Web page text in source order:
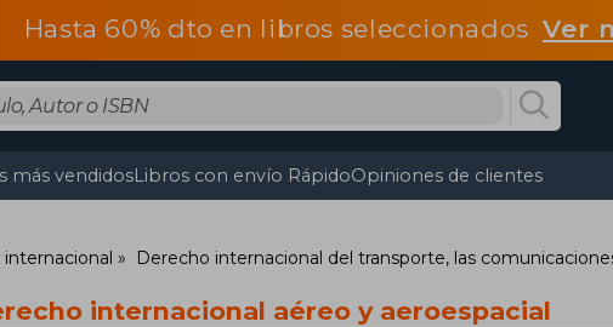
Hasta 60% dto en libros seleccionadosVer
más vendidosLibros con envío RápidoOpiniones de clientes
Derecho internacional del transporte, las
internacional aéreo y aeroespacial